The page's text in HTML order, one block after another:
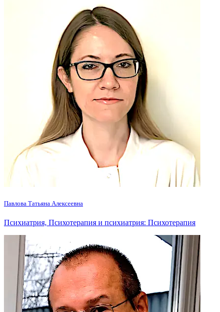
Павлова Татьяна Алексеевна
Психиатрия, Психотерапия и психиатрия: Психотерапия